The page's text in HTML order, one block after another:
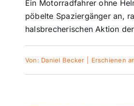
Ein Motorradfahrer ohne
pöbelte Spaziergänger an,
halsbrecherischen Aktion
Von: Daniel Becker Erschienen